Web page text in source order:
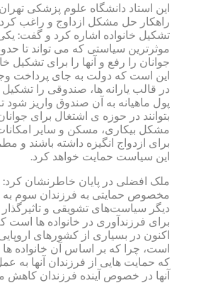
این استاد دانشگاه علوم پزشکی
راهکار حل مشکل ازداوج و راغب
تشکیل خانواده اشاره کرد و گفت:
موثرترین سیاستی که می تواند تا
جوانان را رفع و آنها را برای تشکیل
این است که دولت به جای پرداخت
در قالب یارانه ها، صندوقی را
پول ماهیانه به آن صندوق واریز شود
بتوانند در حوزه ی اشتغال برای
مشکل بیکاری، مسکن و سایر
برای ازدواج انگیزه داشته باشند و
این سیاست حمایت خواهد کرد.
ملک افضلی در پایان خاطرنشان کرد:
مخصوص حمایتی به فرزندان سوم به
دیگر سیاست‌های تشویقی و
برای فرزندآوری در خانواده ها
اکنون در بسیاری از کشورهای
است، چرا که بر اساس آن خانواده
که حمایت هایی از فرزندان آنها به
آنها در خصوص آینده فرزندان کاهش